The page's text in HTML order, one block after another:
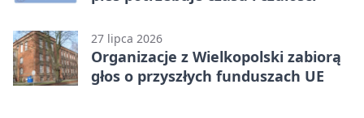
27 lipca 2026
Organizacje z Wielkopolski zabiorą
głos o przyszłych funduszach UE